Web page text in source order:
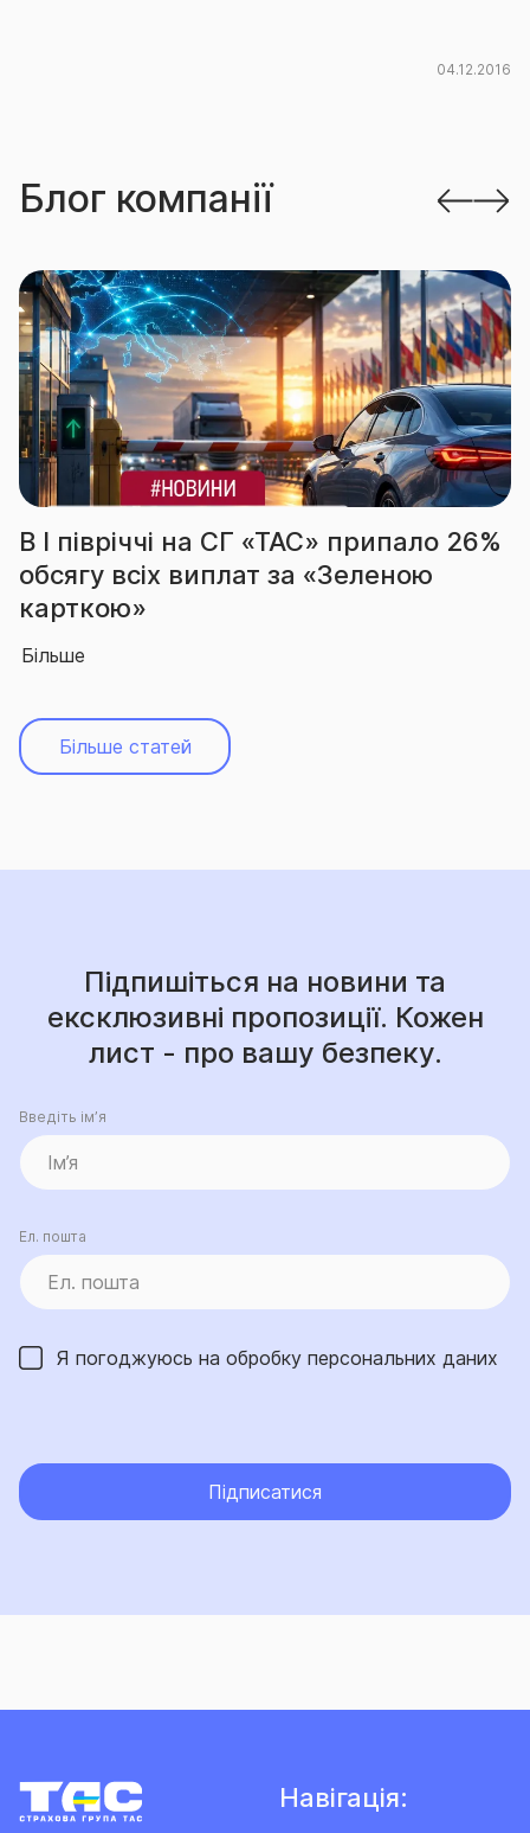
04.12.2016
Блог компанії
на СГ «ТАС» припало 26%
виплат за «Зеленою
За
вчергове
Більше статей
Підпишіться на новини та
ексклюзивні пропозиції. Кожен
лист - про вашу безпеку.
Введіть ім’я
Ел. пошта
Я погоджуюсь на обробку персональних даних
Підписатися
Навігація: